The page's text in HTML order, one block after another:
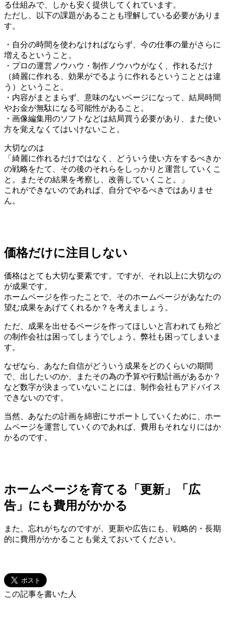
る仕組みで、しかも安く提供してくれています。
ただし、以下の課題があることも理解している必要がありま
す。
・自分の時間を使わなければならず、今の仕事の量がさらに
増えるということ。
・プロの運営ノウハウ・制作ノウハウがなく、作れるだけ
（綺麗に作れる、効果がでるように作れるということとは違
う）ということ。
・内容がまとまらず、意味のないページになって、結局時間
やお金が無駄になる可能性があること。
・画像編集用のソフトなどは結局買う必要があり、また使い
方を覚えなくてはいけないこと。
大切なのは
「綺麗に作れるだけではなく、どういう使い方をするべきか
の戦略をたて、その後のそれらをしっかりと運営していくこ
と。またその結果を考察し、改善していくこと。」
これができないのであれば、自分でやるべきではありませ
ん。
価格だけに注目しない
価格はとても大切な要素です。ですが、それ以上に大切なの
が成果です。
ホームページを作ったことで、そのホームページがあなたの
望む成果をあげてくれるか？を考えましょう。
ただ、成果を出せるページを作ってほしいと言われても殆ど
の制作会社は困ってしまうでしょう。弊社も困ってしまいま
す。
なぜなら、あなた自信がどういう成果をどのくらいの期間
で、出したいのか、またその為の予算や行動計画があるか？
など数字が決まっていないことには、制作会社もアドバイス
できないのです。
当然、あなたの計画を綿密にサポートしていくために、ホー
ムページを運営していくのであれば、費用もそれなりにはか
かるのです。
ホームページを育てる「更新」「広
告」にも費用がかかる
また、忘れがちなのですが、更新や広告にも、戦略的・長期
的に費用がかかることも覚えておいてください。
この記事を書いた人